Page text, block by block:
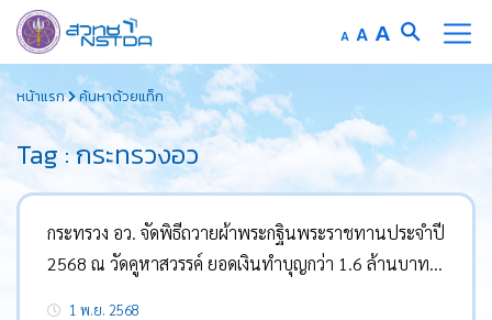
to
content
A Decrease
font
AReset
font
A Increase
font
หน้าแรก ค้นหาด้วยแท็ก
Tag : กระทรวงอว
กระทรวง อว. จัดพิธีถวายผ้าพระกฐินพระราชทานประจำปี
2568 ณ วัดคูหาสวรรค์ ยอดเงินทำบุญกว่า 1.6 ล้านบาท
1 พ.ย. 2568